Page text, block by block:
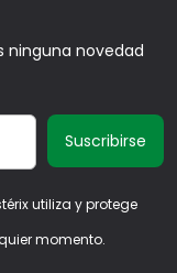
ninguna novedad
utiliza y protege
momento.